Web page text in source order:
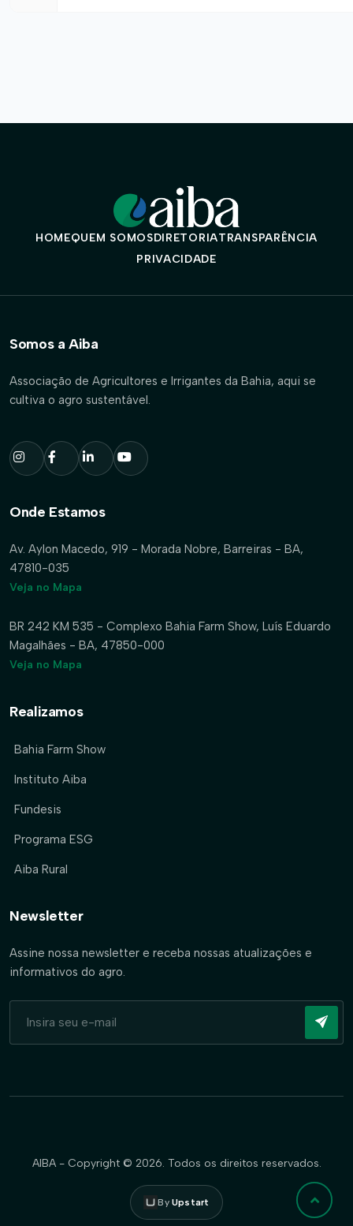
HOMEQUEM SOMOSDIRETORIATRANSPARÊNCIA
PRIVACIDADE
Somos a Aiba
Associação de Agricultores e Irrigantes da Bahia, aqui se
cultiva o agro sustentável.
Onde Estamos
Av. Aylon Macedo, 919 - Morada Nobre, Barreiras - BA,
47810-035
Veja no Mapa
BR 242 KM 535 - Complexo Bahia Farm Show, Luís Eduardo
Magalhães - BA, 47850-000
Veja no Mapa
Realizamos
Bahia Farm Show
Instituto Aiba
Fundesis
Programa ESG
Aiba Rural
Newsletter
Assine nossa newsletter e receba nossas atualizações e
informativos do agro.
AIBA - Copyright © 2026. Todos os direitos reservados.
ByUpstart